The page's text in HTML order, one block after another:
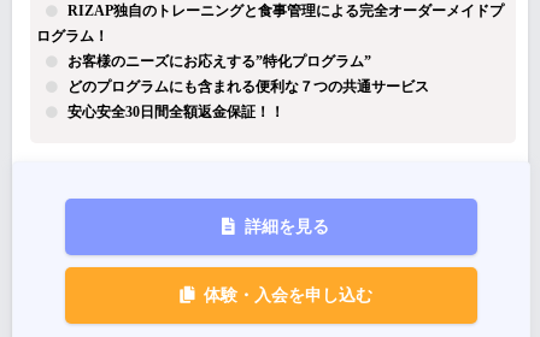
RIZAP独自のトレーニングと食事管理による完全オーダーメイドプ
ログラム！
お客様のニーズにお応えする”特化プログラム”
どのプログラムにも含まれる便利な７つの共通サービス
安心安全30日間全額返金保証！！
詳細を見る
体験・入会を申し込む